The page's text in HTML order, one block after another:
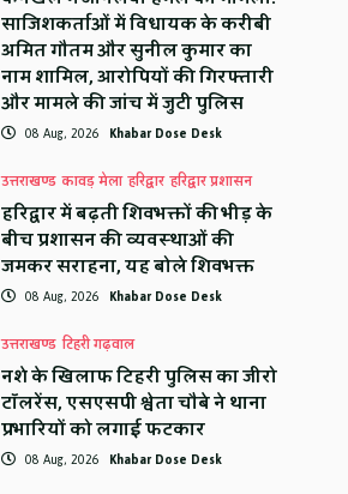
साजिशकर्ताओं में विधायक के करीबी
अमित गौतम और सुनील कुमार का
नाम शामिल, आरोपियों की गिरफ्तारी
और मामले की जांच में जुटी पुलिस
08 Aug, 2026 Khabar Dose Desk
उत्तराखण्ड कावड़ मेला हरिद्वार हरिद्वार प्रशासन
हरिद्वार में बढ़ती शिवभक्तों की भीड़ के
बीच प्रशासन की व्यवस्थाओं की
जमकर सराहना, यह बोले शिवभक्त
08 Aug, 2026 Khabar Dose Desk
उत्तराखण्ड टिहरी गढ़वाल
नशे के खिलाफ टिहरी पुलिस का जीरो
टॉलरेंस, एसएसपी श्वेता चौबे ने थाना
प्रभारियों को लगाई फटकार
08 Aug, 2026 Khabar Dose Desk